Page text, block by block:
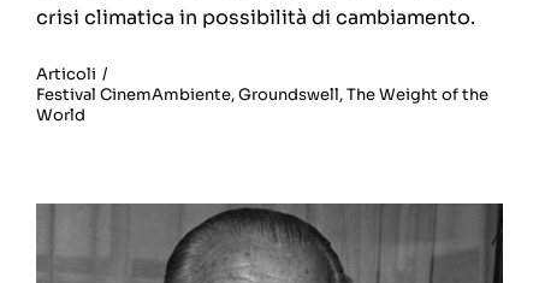
crisi climatica in possibilità di cambiamento.
Articoli /
Festival CinemAmbiente,Groundswell,The Weight of the
World